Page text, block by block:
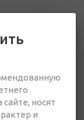
носят
и